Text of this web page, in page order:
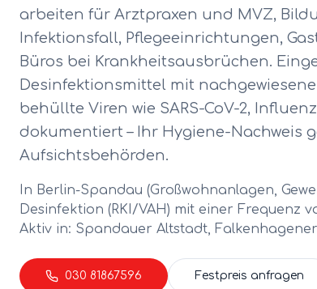
arbeiten für Arztpraxen und MVZ,
Infektionsfall, Pflegeeinrichtungen,
Büros bei Krankheitsausbrüchen.
Desinfektionsmittel mit
behüllte Viren wie SARS-CoV-2,
dokumentiert – Ihr Hygiene-Nachweis
Aufsichtsbehörden.
In Berlin-Spandau (Großwohnanlagen,
Desinfektion (RKI/VAH) mit einer Frequenz
Aktiv in: Spandauer Altstadt,
030 81867596 Festpreis anfragen